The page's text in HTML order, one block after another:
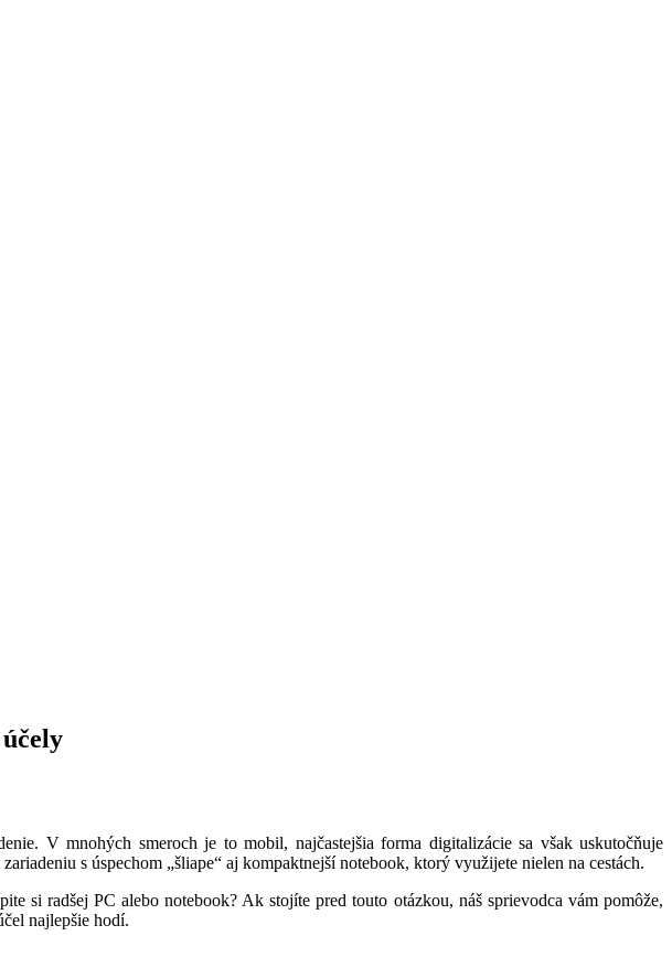
V mnohých smeroch je to mobil, najčastejšia forma digitalizácie sa však uskutočňuje
s úspechom „šliape“ aj kompaktnejší notebook, ktorý využijete nielen na cestách.
si radšej PC alebo notebook? Ak stojíte pred touto otázkou, náš sprievodca vám pomôže,
najlepšie hodí.